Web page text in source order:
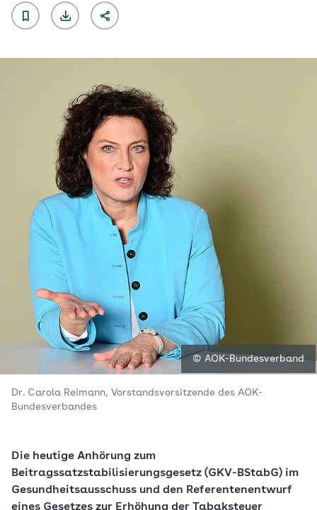
© AOK-Bundesverband
Dr. Carola Reimann, Vorstandsvorsitzende des AOK-
Bundesverbandes
Die heutige Anhörung zum
Beitragssatzstabilisierungsgesetz (GKV-BStabG) im
Gesundheitsausschuss und den Referentenentwurf
eines Gesetzes zur Erhöhung der Tabaksteuer